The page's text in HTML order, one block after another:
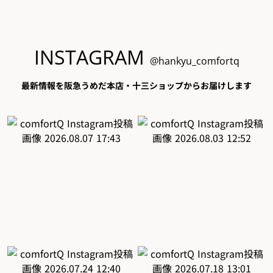
INSTAGRAM @hankyu_comfortq
最新情報を阪急うめだ本店・十三ショップからお届けします